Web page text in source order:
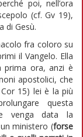
poi, nell’ora
(cf. Gv 19),
di Gesù.
fra coloro su
il Vangelo. Ella
ora, anzi è
apostolici, che
15) lei è la più
questa
venga data la
ministero (forse